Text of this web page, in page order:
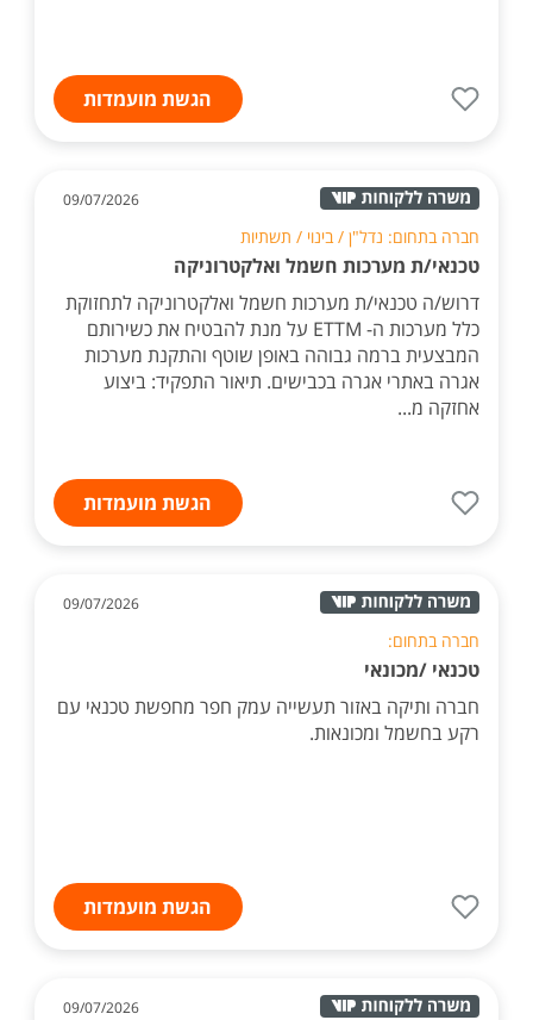
הגשת מועמדות
09/07/2026
חברה בתחום: נדל"ן / בינוי / תשתיות
טכנאי/ת מערכות חשמל ואלקטרוניקה
דרוש/ה טכנאי/ת מערכות חשמל ואלקטרוניקה לתחזוקת
כלל מערכות ה- ETTM על מנת להבטיח את כשירותם
המבצעית ברמה גבוהה באופן שוטף והתקנת מערכות
אגרה באתרי אגרה בכבישים. תיאור התפקיד: ביצוע
אחזקה מ...
הגשת מועמדות
09/07/2026
חברה בתחום:
טכנאי /מכונאי
חברה ותיקה באזור תעשייה עמק חפר מחפשת טכנאי עם
רקע בחשמל ומכונאות.
הגשת מועמדות
09/07/2026